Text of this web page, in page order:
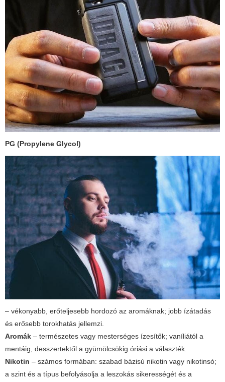
PG (Propylene Glycol)
– vékonyabb, erőteljesebb hordozó az aromáknak; jobb ízátadás
és erősebb torokhatás jellemzi.
Aromák – természetes vagy mesterséges ízesítők; vaníliától a
mentáig, desszertektől a gyümölcsökig óriási a választék.
Nikotin – számos formában: szabad bázisú nikotin vagy nikotinsó;
a szint és a típus befolyásolja a leszokás sikerességét és a